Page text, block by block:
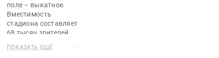
поле – выкатное.
Вместимость
стадиона составляет
68 тысяч зрителей.
ПОКАЗАТЬ ЕЩЁ